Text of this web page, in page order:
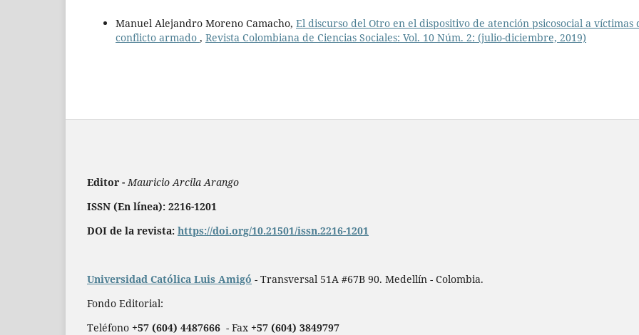
Manuel Alejandro Moreno Camacho, El discurso del Otro en el dispositivo de atención psicosocial a víctimas
conflicto armado , Revista Colombiana de Ciencias Sociales: Vol. 10 Núm. 2: (julio-diciembre, 2019)
Editor -Mauricio Arcila Arango
ISSN (En línea): 2216-1201
DOI de la revista: https://doi.org/10.21501/issn.2216-1201
Universidad Católica Luis Amigó - Transversal 51A #67B 90. Medellín - Colombia.
Fondo Editorial:
Teléfono +57 (604) 4487666 - Fax +57 (604) 3849797